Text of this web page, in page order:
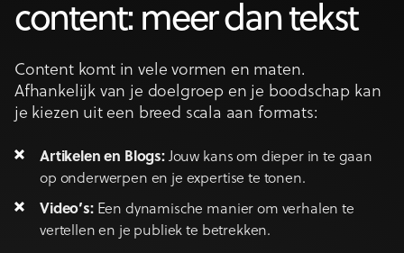
content: meer dan tekst
Content komt in vele vormen en maten.
Afhankelijk van je doelgroep en je boodschap kan
je kiezen uit een breed scala aan formats:
Artikelen en Blogs:Jouw kans om dieper in te gaan
op onderwerpen en je expertise te tonen.
Video’s:Een dynamische manier om verhalen te
vertellen en je publiek te betrekken.